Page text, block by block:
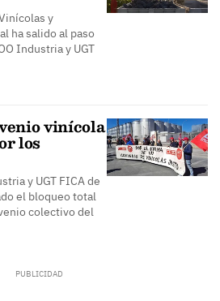
y
ha salido al paso
Industria y UGT
vinícola
los
y UGT FICA de
el bloqueo total
colectivo del